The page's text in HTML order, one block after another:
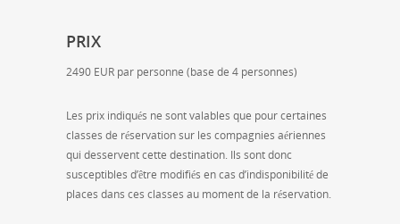
PRIX
2490 EUR par personne (base de 4 personnes)
Les prix indiqués ne sont valables que pour certaines
classes de réservation sur les compagnies aériennes
qui desservent cette destination. Ils sont donc
susceptibles d’être modifiés en cas d’indisponibilité de
places dans ces classes au moment de la réservation.